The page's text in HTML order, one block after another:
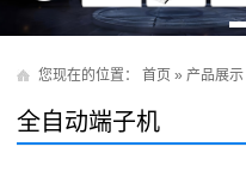
您现在的位置： 首页 » 产品展示
全自动端子机